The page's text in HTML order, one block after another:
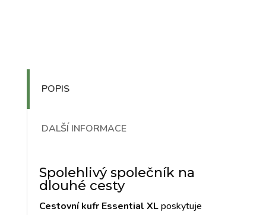
POPIS
DALŠÍ INFORMACE
Spolehlivý společník na
dlouhé cesty
Cestovní kufr Essential XLposkytuje